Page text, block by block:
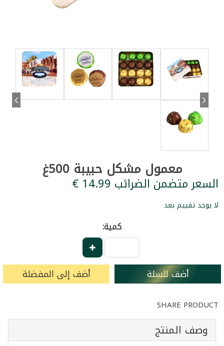
معمول مشكل حبيبة 500غ
السعر متضمن الضرائب ‏14.99 €
لا يوجد تقييم بعد
كمية:
أضف للسلة أضف إلى المفضلة
SHARE PRODUCT
وصف المنتج